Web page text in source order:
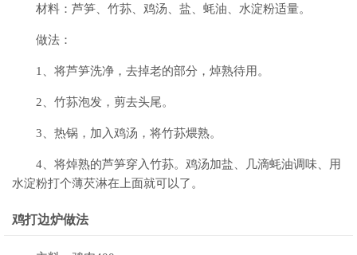
材料：芦笋、竹荪、鸡汤、盐、蚝油、水淀粉适量。
做法：
1、将芦笋洗净，去掉老的部分，焯熟待用。
2、竹荪泡发，剪去头尾。
3、热锅，加入鸡汤，将竹荪煨熟。
4、将焯熟的芦笋穿入竹荪。鸡汤加盐、几滴蚝油调味、用
水淀粉打个薄芡淋在上面就可以了。
鸡打边炉做法